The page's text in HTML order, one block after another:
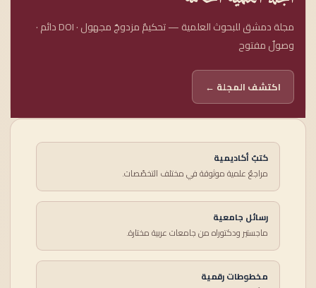
مجلة دمشق للبحوث العلمية — تحكيمٌ مزدوجٌ مجهول · DOI دائم ·
وصولٌ مفتوح
اكتشف المجلة ←
كتبٌ أكاديمية
مراجعٌ علمية موثوقة في مختلف التخصّصات.
رسائل جامعية
ماجستير ودكتوراه من جامعات عربية مختارة.
مخطوطات رقمية